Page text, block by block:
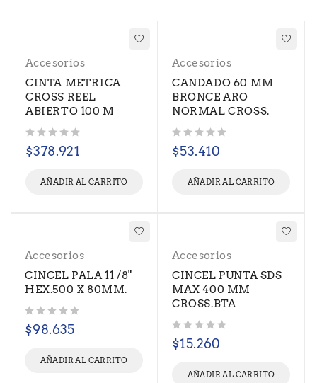
Accesorios
CINTA METRICA
CROSS REEL
ABIERTO 100 M
$378.921
AÑADIR AL CARRITO
Accesorios
CANDADO 60 MM
BRONCE ARO
NORMAL CROSS.
$53.410
AÑADIR AL CARRITO
Accesorios
CINCEL PALA 11 /8"
HEX.500 X 80MM.
$98.635
AÑADIR AL CARRITO
Accesorios
CINCEL PUNTA SDS
MAX 400 MM
CROSS.BTA
$15.260
AÑADIR AL CARRITO